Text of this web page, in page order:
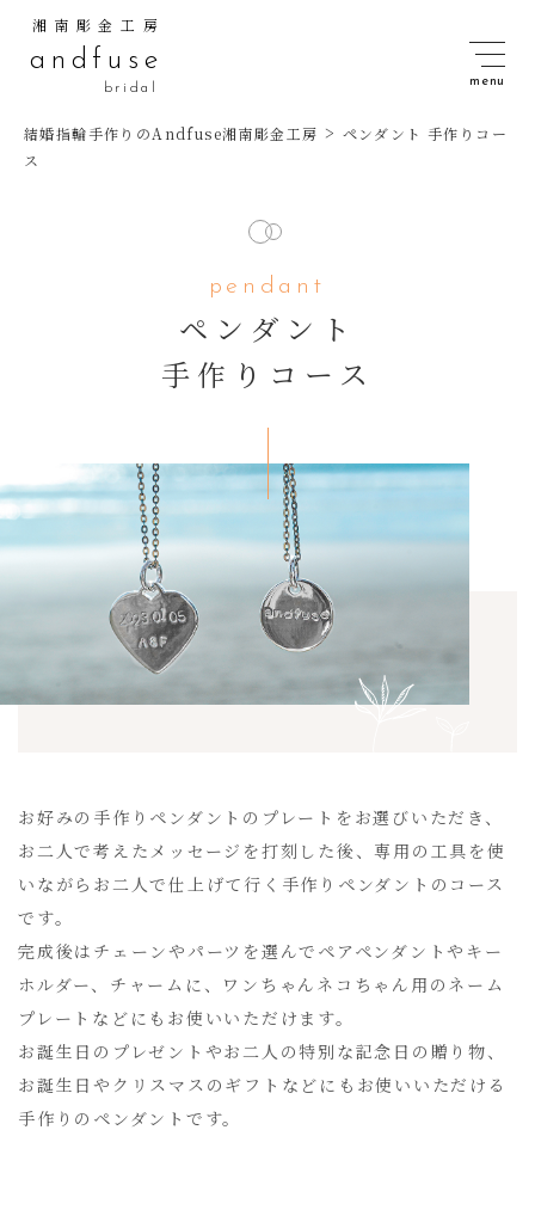
湘南彫金工房
andfuse
bridal
結婚指輪手作りのAndfuse湘南彫金工房 > ペンダント 手作りコー
ス
pendant
ペンダント
手作りコース
お好みの手作りペンダントのプレートをお選びいただき、
お二人で考えたメッセージを打刻した後、専用の工具を使
いながらお二人で仕上げて行く手作りペンダントのコース
です。
完成後はチェーンやパーツを選んでペアペンダントやキー
ホルダー、チャームに、ワンちゃんネコちゃん用のネーム
プレートなどにもお使いいただけます。
お誕生日のプレゼントやお二人の特別な記念日の贈り物、
お誕生日やクリスマスのギフトなどにもお使いいただける
手作りのペンダントです。